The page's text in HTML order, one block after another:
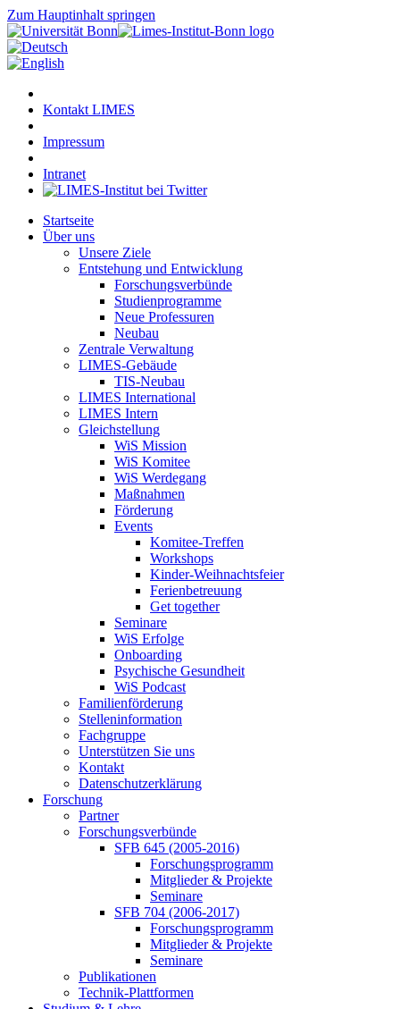
Zum Hauptinhalt springen
Kontakt LIMES
Impressum
Intranet
Startseite
Über uns
Unsere Ziele
Entstehung und Entwicklung
Forschungsverbünde
Studienprogramme
Neue Professuren
Neubau
Zentrale Verwaltung
LIMES-Gebäude
TIS-Neubau
LIMES International
LIMES Intern
Gleichstellung
WiS Mission
WiS Komitee
WiS Werdegang
Maßnahmen
Förderung
Events
Komitee-Treffen
Workshops
Kinder-Weihnachtsfeier
Ferienbetreuung
Get together
Seminare
WiS Erfolge
Onboarding
Psychische Gesundheit
WiS Podcast
Familienförderung
Stelleninformation
Fachgruppe
Unterstützen Sie uns
Kontakt
Datenschutzerklärung
Forschung
Partner
Forschungsverbünde
SFB 645 (2005-2016)
Forschungsprogramm
Mitglieder & Projekte
Seminare
SFB 704 (2006-2017)
Forschungsprogramm
Mitglieder & Projekte
Seminare
Publikationen
Technik-Plattformen